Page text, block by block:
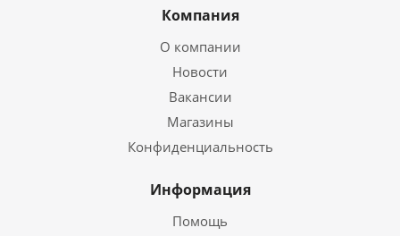
Компания
О компании
Новости
Вакансии
Магазины
Конфиденциальность
Информация
Помощь